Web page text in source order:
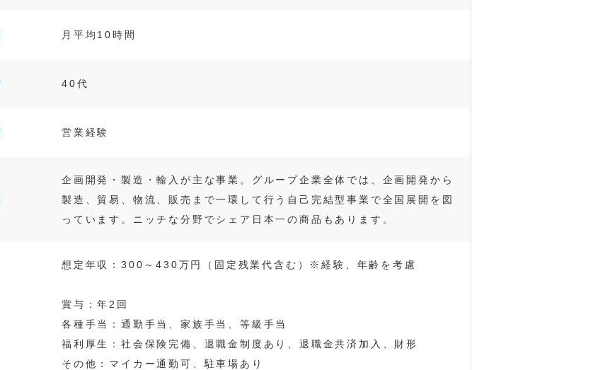
月平均10時間
40代
営業経験
企画開発・製造・輸入が主な事業。グループ企業全体では、企画開発から
製造、貿易、物流、販売まで一環して行う自己完結型事業で全国展開を図
っています。ニッチな分野でシェア日本一の商品もあります。
想定年収：300～430万円（固定残業代含む）※経験、年齢を考慮
賞与：年2回
各種手当：通勤手当、家族手当、等級手当
福利厚生：社会保険完備、退職金制度あり、退職金共済加入、財形
その他：マイカー通勤可、駐車場あり